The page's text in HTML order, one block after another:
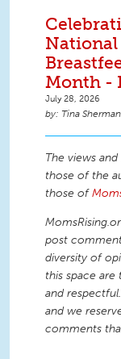
National
Month -
July 28, 2026
Tina Sherman
The views
those of the
those of
post
diversity of
this space
and
and we
comments